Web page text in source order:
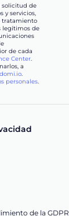
solicitud de
y servicios,
tratamiento
legítimos de
de cada
Center.
a
.
personales.
de la GDPR